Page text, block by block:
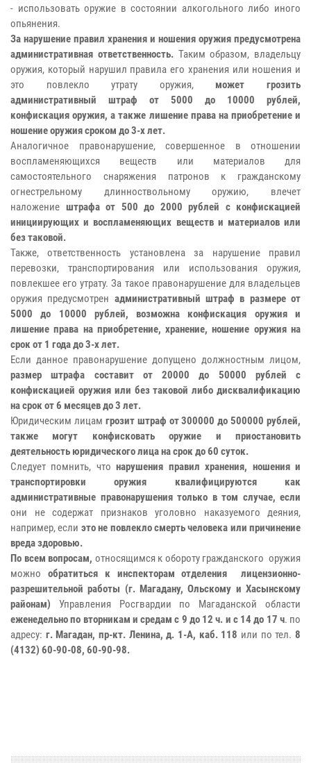
- использовать оружие в состоянии алкогольного либо иного
опьянения.
За нарушение правил хранения и ношения оружия предусмотрена
административная ответственность. Таким образом, владельцу
оружия, который нарушил правила его хранения или ношения и
это повлекло утрату оружия, может грозить
административный штраф от 5000 до 10000 рублей,
конфискация оружия, а также лишение права на приобретение и
ношение оружия сроком до 3-х лет.
Аналогичное правонарушение, совершенное в отношении
воспламеняющихся веществ или материалов для
самостоятельного снаряжения патронов к гражданскому
огнестрельному длинноствольному оружию, влечет
наложение штрафа от 500 до 2000 рублей с конфискацией
инициирующих и воспламеняющих веществ и материалов или
без таковой.
Также, ответственность установлена за нарушение правил
перевозки, транспортирования или использования оружия,
повлекшее его утрату. За такое правонарушение для владельцев
оружия предусмотрен административный штраф в размере от
5000 до 10000 рублей, возможна конфискация оружия и
лишение права на приобретение, хранение, ношение оружия на
срок от 1 года до 3-х лет.
Если данное правонарушение допущено должностным лицом,
размер штрафа составит от 20000 до 50000 рублей с
конфискацией оружия или без таковой либо дисквалификацию
на срок от 6 месяцев до 3 лет.
Юридическим лицам грозит штраф от 300000 до 500000 рублей,
также могут конфисковать оружие и приостановить
деятельность юридического лица на срок до 60 суток.
Следует помнить, чтонарушения правил хранения, ношения и
транспортировки оружия квалифицируются как
административные правонарушения только в том случае, если
они не содержат признаков уголовно наказуемого деяния,
например, если это не повлекло смерть человека или причинение
вреда здоровью.
По всем вопросам, относящимся к обороту гражданского оружия
можно обратиться к инспекторам отделения лицензионно-
разрешительной работы (г. Магадану, Ольскому и Хасынскому
районам) Управления Росгвардии по Магаданской области
еженедельно по вторникам и средам с 9 до 12 ч. и с 14 до 17 ч. по
адресу: г. Магадан, пр-кт. Ленина, д. 1-А, каб. 118 или по тел.8
(4132) 60-90-08, 60-90-98.